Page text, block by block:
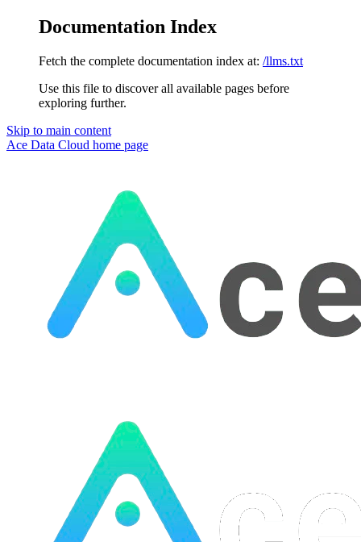
Documentation Index
Fetch the complete documentation index at: /llms.txt
Use this file to discover all available pages before
exploring further.
Skip to main content
Ace Data Cloud home page